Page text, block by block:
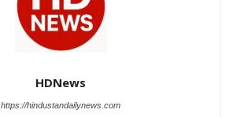
HDNews
https://hindustandailynews.com